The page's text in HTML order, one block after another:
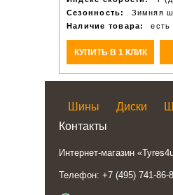
Сезонность:
Зимняя
Наличие товара:
есть
КУПИТЬ В 1 КЛИК
Шины Диски
Контакты
Интернет-магазин
Телефон: +7 (495) 741-86-